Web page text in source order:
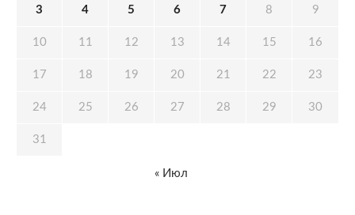
3 4 5 6 7 8 9
10 11 12 13 14 15 16
17 18 19 20 21 22 23
24 25 26 27 28 29 30
31
« Июл